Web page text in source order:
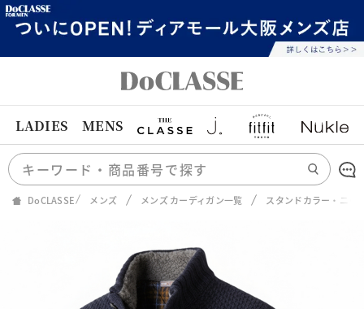
LADIES MENS
DoCLASSE メンズ メンズ カーディガン一覧 スタンドカラー・ニッ